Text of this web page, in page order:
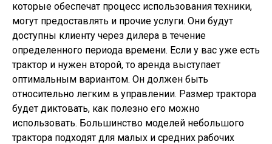
которые обеспечат процесс использования техники,
могут предоставлять и прочие услуги. Они будут
доступны клиенту через дилера в течение
определенного периода времени. Если у вас уже есть
трактор и нужен второй, то аренда выступает
оптимальным вариантом. Он должен быть
относительно легким в управлении. Размер трактора
будет диктовать, как полезно его можно
использовать. Большинство моделей небольшого
трактора подходят для малых и средних рабочих